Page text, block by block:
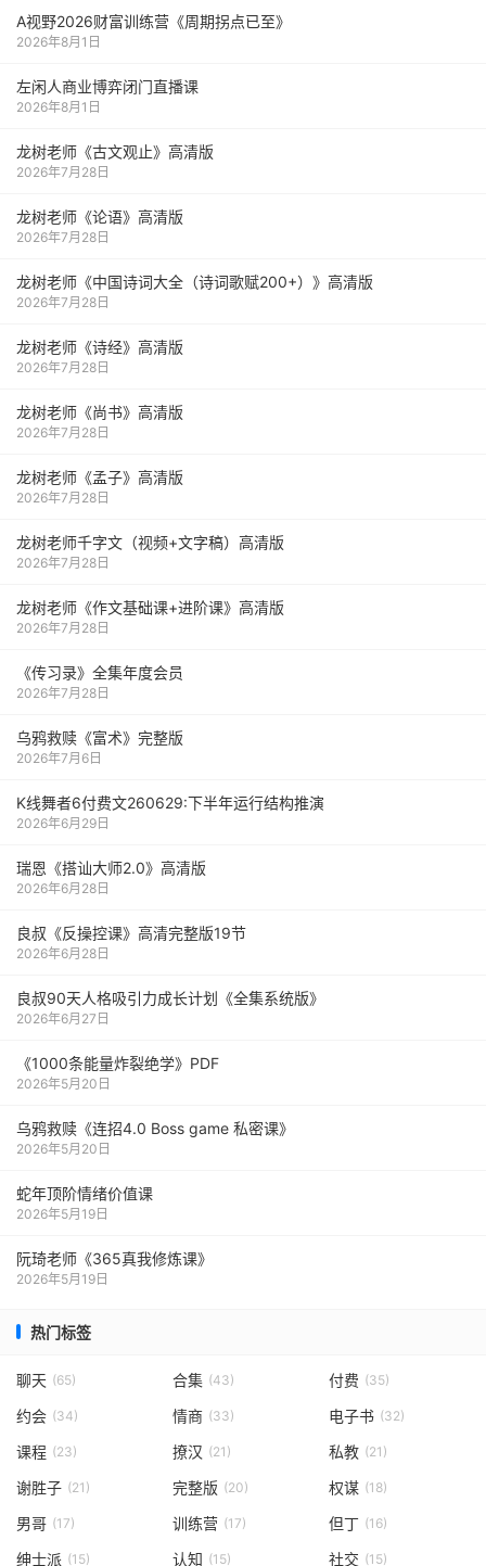
A视野2026财富训练营《周期拐点已至》
2026年8月1日
左闲人商业博弈闭门直播课
2026年8月1日
龙树老师《古文观止》高清版
2026年7月28日
龙树老师《论语》高清版
2026年7月28日
龙树老师《中国诗词大全（诗词歌赋200+）》高清版
2026年7月28日
龙树老师《诗经》高清版
2026年7月28日
龙树老师《尚书》高清版
2026年7月28日
龙树老师《孟子》高清版
2026年7月28日
龙树老师千字文（视频+文字稿）高清版
2026年7月28日
龙树老师《作文基础课+进阶课》高清版
2026年7月28日
《传习录》全集年度会员
2026年7月28日
乌鸦救赎《富术》完整版
2026年7月6日
K线舞者6付费文260629:下半年运行结构推演
2026年6月29日
瑞恩《搭讪大师2.0》高清版
2026年6月28日
良叔《反操控课》高清完整版19节
2026年6月28日
良叔90天人格吸引力成长计划《全集系统版》
2026年6月27日
《1000‮能条‬‎量‮裂炸‬‎绝学》PDF
2026年5月20日
乌鸦救赎《连招4.0 Boss game 私密课》
2026年5月20日
蛇年顶阶情绪价值课
2026年5月19日
阮琦老师《365真我修炼课》
2026年5月19日
热门标签
聊天 (65) 合集 (43) 付费 (35)
约会 (34) 情商 (33) 电子书 (32)
课程 (23) 撩汉 (21) 私教 (21)
谢胜子 (21) 完整版 (20) 权谋 (18)
男哥 (17) 训练营 (17) 但丁 (16)
绅士派 (15) 认知 (15) 社交 (15)